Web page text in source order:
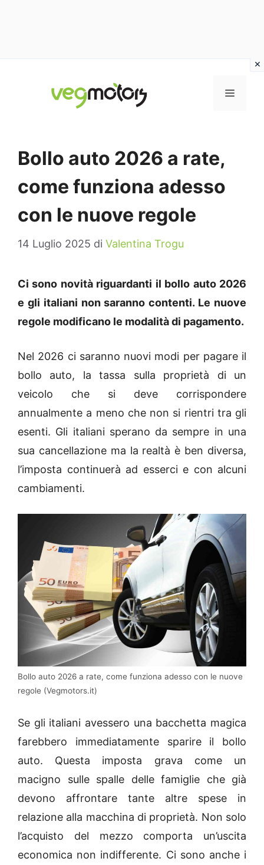
MENU
Bollo auto 2026 a rate,
come funziona adesso
con le nuove regole
14 Luglio 2025 di Valentina Trogu
Ci sono novità riguardanti il bollo auto 2026
e gli italiani non saranno contenti. Le nuove
regole modificano le modalità di pagamento.
Nel 2026 ci saranno nuovi modi per pagare il
bollo auto, la tassa sulla proprietà di un
veicolo che si deve corrispondere
annualmente a meno che non si rientri tra gli
esenti. Gli italiani sperano da sempre in una
sua cancellazione ma la realtà è ben diversa,
l’imposta continuerà ad esserci e con alcuni
cambiamenti.
Bollo auto 2026 a rate, come funziona adesso con le nuove
regole (Vegmotors.it)
Se gli italiani avessero una bacchetta magica
farebbero immediatamente sparire il bollo
auto. Questa imposta grava come un
macigno sulle spalle delle famiglie che già
devono affrontare tante altre spese in
relazione alla macchina di proprietà. Non solo
l’acquisto del mezzo comporta un’uscita
economica non indifferente. Ci sono anche i